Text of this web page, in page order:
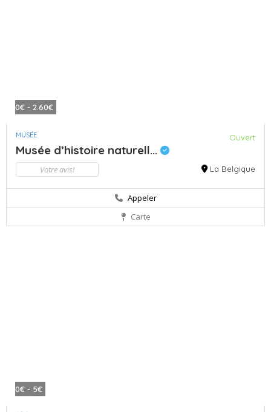
0€ - 2.60€
MUSÉE Ouvert
Musée d’histoire naturell...
Votre avis! La Belgique
Appeler
Carte
0€ - 5€